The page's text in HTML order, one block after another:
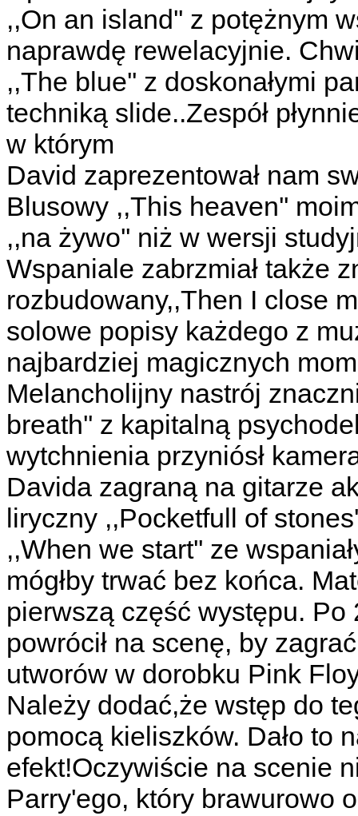
,,On an island'' z potężnym
naprawdę rewelacyjnie.
,,The blue'' z doskonałymi
techniką slide..Zespół
w którym
David zaprezentował nam
Blusowy ,,This heaven''
,,na żywo'' niż w wersji
Wspaniale zabrzmiał także
rozbudowany,,Then I close
solowe popisy każdego z
najbardziej magicznych
Melancholijny nastrój
breath'' z kapitalną
wytchnienia przyniósł
Davida zagraną na gitarze
liryczny ,,Pocketfull of
,,When we start'' ze
mógłby trwać bez końca.
pierwszą część występu.
powrócił na scenę, by
utworów w dorobku Pink
Należy dodać,że wstęp do
pomocą kieliszków. Dało to
efekt!Oczywiście na scenie
Parry'ego, który brawurowo